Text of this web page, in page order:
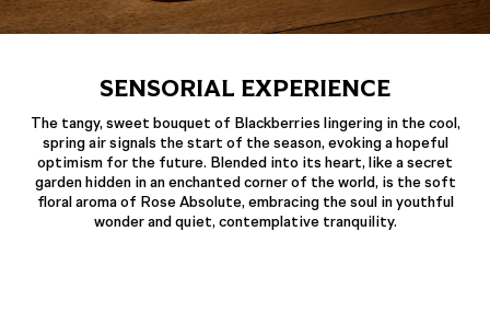
SENSORIAL EXPERIENCE
The tangy, sweet bouquet of Blackberries lingering in the cool,
spring air signals the start of the season, evoking a hopeful
optimism for the future. Blended into its heart, like a secret
garden hidden in an enchanted corner of the world, is the soft
floral aroma of Rose Absolute, embracing the soul in youthful
wonder and quiet, contemplative tranquility.